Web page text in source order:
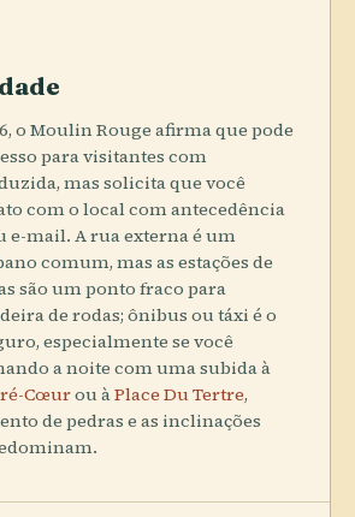
o Moulin Rouge afirma que pode
para visitantes com
mas solicita que você
com o local com antecedência
e-mail. A rua externa é um
comum, mas as estações de
são um ponto fraco para
de rodas; ônibus ou táxi é o
especialmente se você
a noite com uma subida à
Cœurou àPlace Du Tertre,
de pedras e as inclinações